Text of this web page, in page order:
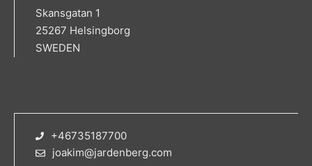
Skansgatan 1
25267 Helsingborg
SWEDEN
+46735187700
joakim@jardenberg.com